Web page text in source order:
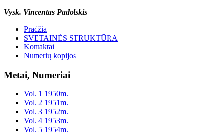
Vysk. Vincentas Padolskis
Pradžia
SVETAINĖS STRUKTŪRA
Kontaktai
Numerių kopijos
Metai, Numeriai
Vol. 1 1950m.
Vol. 2 1951m.
Vol. 3 1952m.
Vol. 4 1953m.
Vol. 5 1954m.